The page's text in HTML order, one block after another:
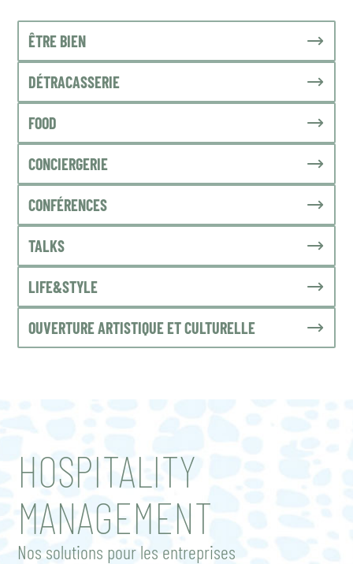
ÊTRE BIEN
DÉTRACASSERIE
FOOD
CONCIERGERIE
CONFÉRENCES
TALKS
LIFE&STYLE
OUVERTURE ARTISTIQUE ET CULTURELLE
HOSPITALITY
MANAGEMENT
Nos solutions pour les entreprises